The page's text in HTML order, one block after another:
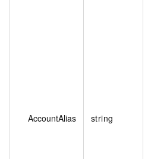
AccountAlias string